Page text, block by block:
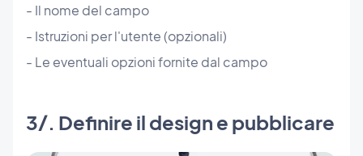
- Il nome del campo
- Istruzioni per l'utente (opzionali)
- Le eventuali opzioni fornite dal campo
3/. Definire il design e pubblicare